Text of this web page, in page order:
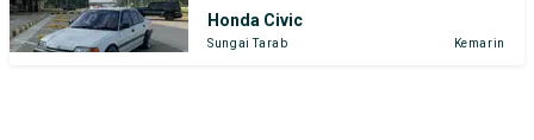
Honda Civic
Sungai Tarab Kemarin